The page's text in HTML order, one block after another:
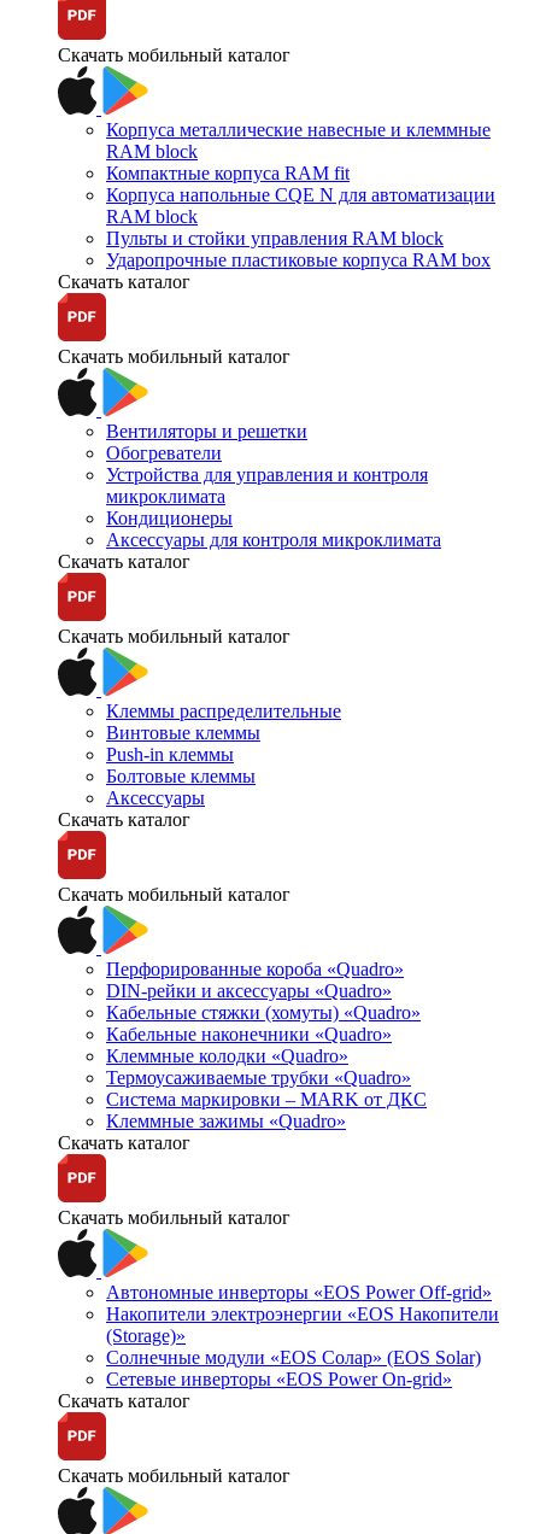
Скачать мобильный каталог
Корпуса металлические навесные и клеммные
RAM block
Компактные корпуса RAM fit
Корпуса напольные CQE N для автоматизации
RAM block
Пульты и стойки управления RAM block
Ударопрочные пластиковые корпуса RAM box
Скачать каталог
Скачать мобильный каталог
Вентиляторы и решетки
Обогреватели
Устройства для управления и контроля
микроклимата
Кондиционеры
Аксессуары для контроля микроклимата
Скачать каталог
Скачать мобильный каталог
Клеммы распределительные
Винтовые клеммы
Push-in клеммы
Болтовые клеммы
Аксессуары
Скачать каталог
Скачать мобильный каталог
Перфорированные короба «Quadro»
DIN-рейки и аксессуары «Quadro»
Кабельные стяжки (хомуты) «Quadro»
Кабельные наконечники «Quadro»
Клеммные колодки «Quadro»
Термоусаживаемые трубки «Quadro»
Система маркировки – MARK от ДКС
Клеммные зажимы «Quadro»
Скачать каталог
Скачать мобильный каталог
Автономные инверторы «EOS Power Off-grid»
Накопители электроэнергии «EOS Накопители
(Storage)»
Солнечные модули «EOS Солар» (EOS Solar)
Сетевые инверторы «EOS Power On-grid»
Скачать каталог
Скачать мобильный каталог